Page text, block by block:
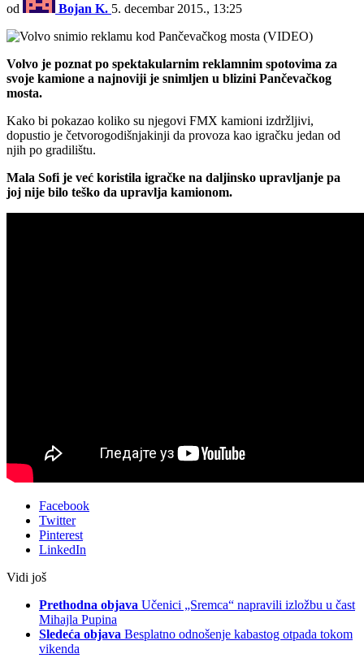
od Bojan K. 5. decembar 2015., 13:25
Volvo je poznat po spektakularnim reklamnim spotovima za
svoje kamione a najnoviji je snimljen u blizini Pančevačkog
mosta.
Kako bi pokazao koliko su njegovi FMX kamioni izdržljivi,
dopustio je četvorogodišnjakinji da provoza kao igračku jedan od
njih po gradilištu.
Mala Sofi je već koristila igračke na daljinsko upravljanje pa
joj nije bilo teško da upravlja kamionom.
Facebook
Twitter
Pinterest
LinkedIn
Vidi još
Prethodna objava Učenici „Sremca“ napravili izložbu u čast
Mihajla Pupina
Sledeća objava Besplatno odnošenje kabastog otpada tokom
vikenda